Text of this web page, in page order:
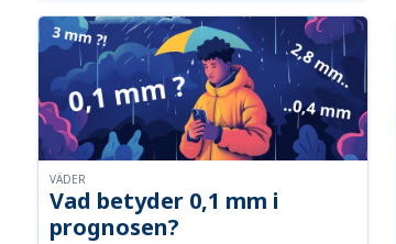
Vad betyder 0,1 mm i
prognosen?
VÄDER